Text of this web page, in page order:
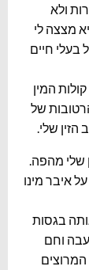
ולא
מצצה לי
בעלי חיים
המין
של
שלי.
שלי מהפה.
איבר מינו
בגסות
עבה וחם